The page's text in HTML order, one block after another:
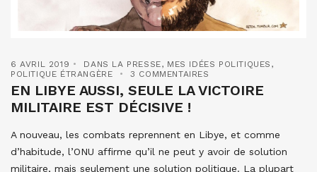
6 AVRIL 2019 DANS LA PRESSE, MES IDÉES POLITIQUES ,
POLITIQUE ÉTRANGÈRE
3 COMMENTAIRES
EN LIBYE AUSSI, SEULE LA VICTOIRE
MILITAIRE EST DÉCISIVE !
A nouveau, les combats reprennent en Libye, et comme
d’habitude, l’ONU affirme qu’il ne peut y avoir de solution
militaire, mais seulement une solution politique. La plupart